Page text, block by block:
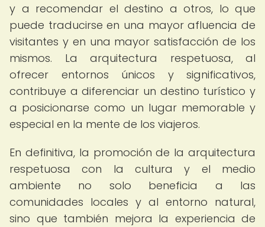
y a recomendar el destino a otros, lo que
puede traducirse en una mayor afluencia de
visitantes y en una mayor satisfacción de los
mismos. La arquitectura respetuosa, al
ofrecer entornos únicos y significativos,
contribuye a diferenciar un destino turístico y
a posicionarse como un lugar memorable y
especial en la mente de los viajeros.
En definitiva, la promoción de la arquitectura
respetuosa con la cultura y el medio
ambiente no solo beneficia a las
comunidades locales y al entorno natural,
sino que también mejora la experiencia de